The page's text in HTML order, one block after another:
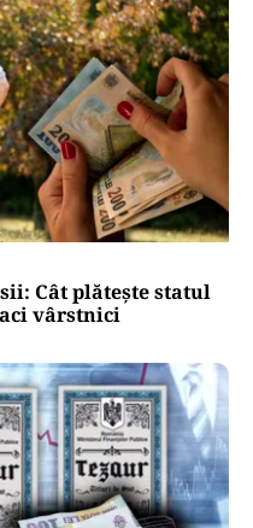
Cât plătește statul
vârstnici